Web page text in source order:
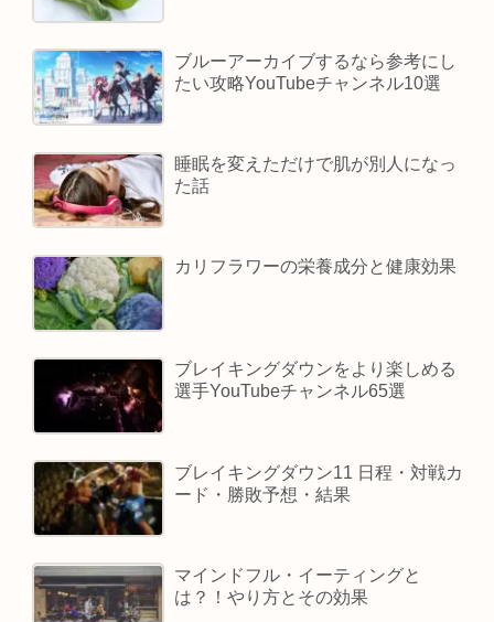
ブルーアーカイブするなら参考にし
たい攻略YouTubeチャンネル10選
睡眠を変えただけで肌が別人になっ
た話
カリフラワーの栄養成分と健康効果
ブレイキングダウンをより楽しめる
選手YouTubeチャンネル65選
ブレイキングダウン11 日程・対戦カ
ード・勝敗予想・結果
マインドフル・イーティングと
は？！やり方とその効果